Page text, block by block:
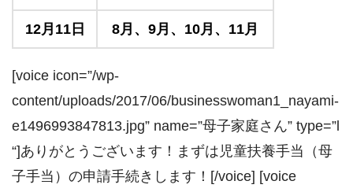
12月11日 8月、9月、10月、11月
[voice icon=”/wp-
content/uploads/2017/06/businesswoman1_nayami-
e1496993847813.jpg” name=”母子家庭さん” type=”l
“]ありがとうございます！まずは児童扶養手当（母
子手当）の申請手続きします！[/voice] [voice